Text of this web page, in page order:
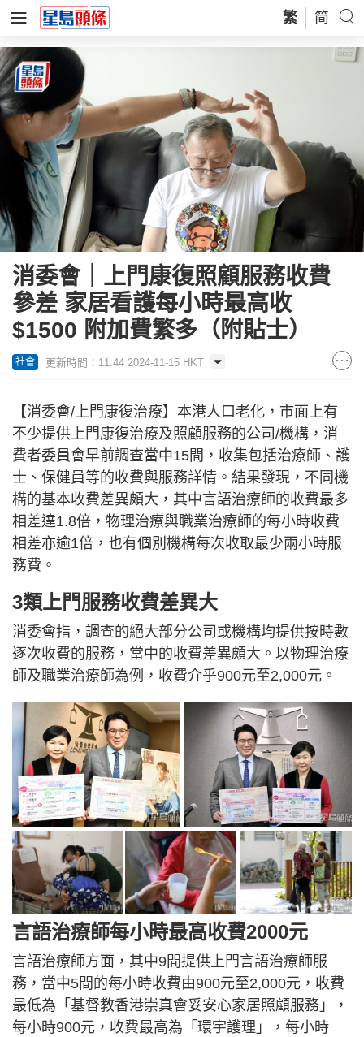
繁 简
消委會｜上門康復照顧服務收費
參差 家居看護每小時最高收
$1500 附加費繁多（附貼士）
社會 更新時間：11:44 2024-11-15 HKT
【消委會/上門康復治療】本港人口老化，市面上有
不少提供上門康復治療及照顧服務的公司/機構，消
費者委員會早前調查當中15間，收集包括治療師、護
士、保健員等的收費與服務詳情。結果發現，不同機
構的基本收費差異頗大，其中言語治療師的收費最多
相差達1.8倍，物理治療與職業治療師的每小時收費
相差亦逾1倍，也有個別機構每次收取最少兩小時服
務費。
3類上門服務收費差異大
消委會指，調查的絕大部分公司或機構均提供按時數
逐次收費的服務，當中的收費差異頗大。以物理治療
師及職業治療師為例，收費介乎900元至2,000元。
言語治療師每小時最高收費2000元
言語治療師方面，其中9間提供上門言語治療師服
務，當中5間的每小時收費由900元至2,000元，收費
最低為「基督教香港崇真會妥安心家居照顧服務」，
每小時900元，收費最高為「環宇護理」，每小時